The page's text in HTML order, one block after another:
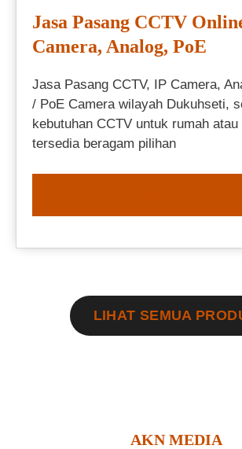
Jasa Pasang CCTV
Camera, Analog, PoE
Jasa Pasang CCTV, IP Camera,
/ PoE Camera wilayah Dukuhseti,
kebutuhan CCTV untuk rumah
tersedia beragam pilihan
LIHAT SEMUA
AKN MEDIA